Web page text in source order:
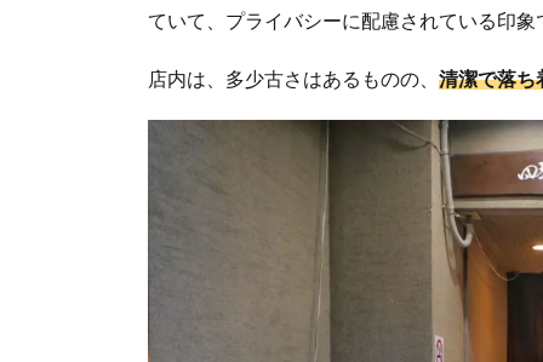
ていて、プライバシーに配慮されている印象
店内は、多少古さはあるものの、 清潔で落ち